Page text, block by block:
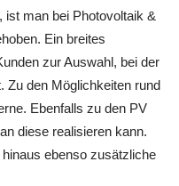
ist man bei Photovoltaik &
Ein breites
zur Auswahl, bei der
Zu den Möglichkeiten rund
Ebenfalls zu den PV
diese realisieren kann.
ebenso zusätzliche